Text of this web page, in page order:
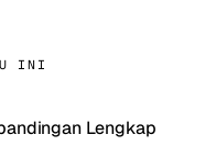
INI
Lengkap